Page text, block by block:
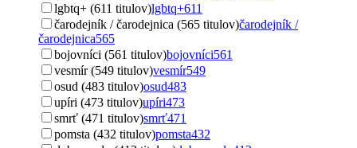
lgbtq+ (611 titulov)lgbtq+611
čarodejník / čarodejnica (565 titulov)čarodejník /
čarodejnica565
bojovníci (561 titulov)bojovníci561
vesmír (549 titulov)vesmír549
osud (483 titulov)osud483
upíri (473 titulov)upíri473
smrť (471 titulov)smrť471
pomsta (432 titulov)pomsta432